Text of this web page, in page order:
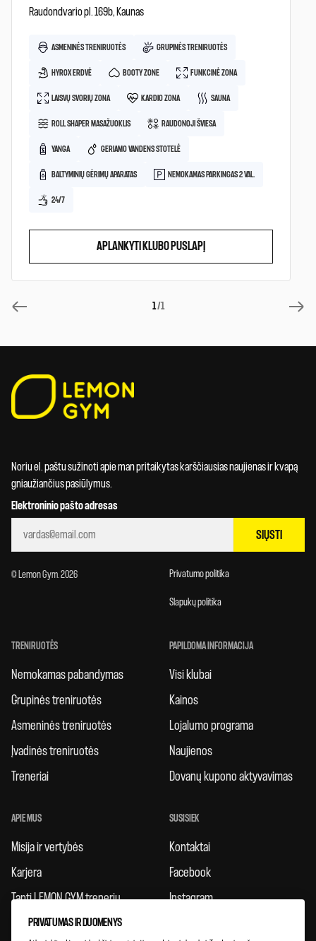
Raudondvario pl. 169b, Kaunas
ASMENINĖS TRENIRUOTĖS GRUPINĖS TRENIRUOTĖS
HYROX ERDVĖ BOOTY ZONE FUNKCINĖ ZONA
LAISVŲ SVORIŲ ZONA KARDIO ZONA SAUNA
ROLL SHAPER MASAŽUOKLIS RAUDONOJI ŠVIESA
YANGA GERIAMO VANDENS STOTELĖ
BALTYMINIŲ GĖRIMŲ APARATAS NEMOKAMAS PARKINGAS 2 VAL.
24/7
APLANKYTI KLUBO PUSLAPĮ
1/1
Noriu el. paštu sužinoti apie man pritaikytas karščiausias naujienas ir kvapą
gniaužiančius pasiūlymus.
Elektroninio pašto adresas
SIŲSTI
© Lemon Gym. 2026 Privatumo politika
Slapukų politika
TRENIRUOTĖS
Nemokamas pabandymas
Grupinės treniruotės
Asmeninės treniruotės
Įvadinės treniruotės
Treneriai
PAPILDOMA INFORMACIJA
Visi klubai
Kainos
Lojalumo programa
Naujienos
Dovanų kupono aktyvavimas
APIE MUS
Misija ir vertybės
Karjera
Tapti LEMON GYM treneriu
Taisyklės
SUSISIEK
Kontaktai
Facebook
Instagram
PRIVATUMAS IR DUOMENYS